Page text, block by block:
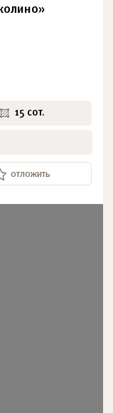
15 сот.
отложить